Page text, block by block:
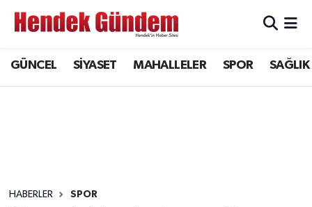
GÜNCEL SİYASET MAHALLELER SPOR SAĞLIK
HABERLER SPOR
Sakarya Hava Durumu
Süper Lig Puan Durumu ve Fikstür